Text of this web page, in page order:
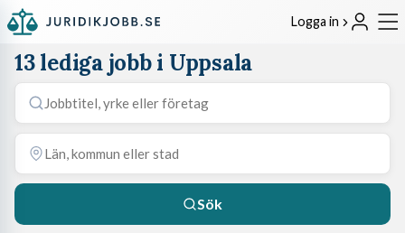
Logga in
13 lediga jobb i Uppsala
Sök